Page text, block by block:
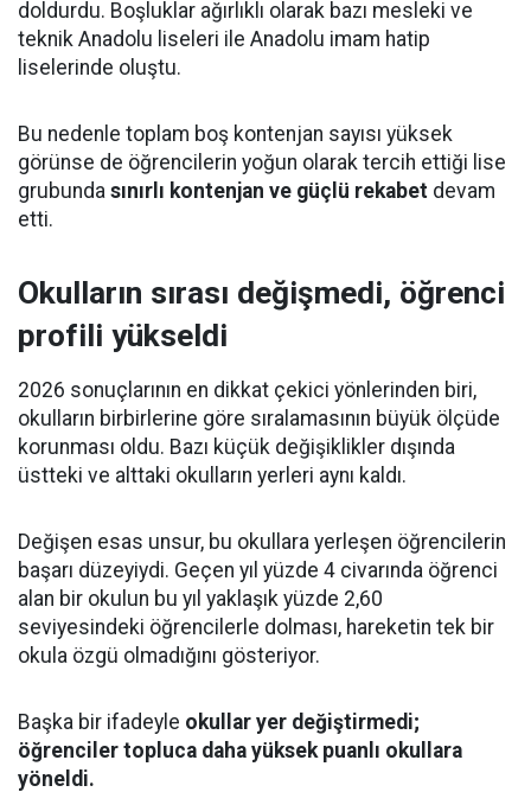
doldurdu. Boşluklar ağırlıklı olarak bazı mesleki ve
teknik Anadolu liseleri ile Anadolu imam hatip
liselerinde oluştu.
Bu nedenle toplam boş kontenjan sayısı yüksek
görünse de öğrencilerin yoğun olarak tercih ettiği lise
grubunda sınırlı kontenjan ve güçlü rekabet devam
etti.
Okulların sırası değişmedi, öğrenci
profili yükseldi
2026 sonuçlarının en dikkat çekici yönlerinden biri,
okulların birbirlerine göre sıralamasının büyük ölçüde
korunması oldu. Bazı küçük değişiklikler dışında
üstteki ve alttaki okulların yerleri aynı kaldı.
Değişen esas unsur, bu okullara yerleşen öğrencilerin
başarı düzeyiydi. Geçen yıl yüzde 4 civarında öğrenci
alan bir okulun bu yıl yaklaşık yüzde 2,60
seviyesindeki öğrencilerle dolması, hareketin tek bir
okula özgü olmadığını gösteriyor.
Başka bir ifadeyle okullar yer değiştirmedi;
öğrenciler topluca daha yüksek puanlı okullara
yöneldi.